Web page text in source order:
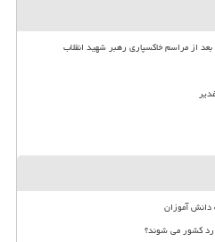
از مراسم خاکسپاری رهبر شهید انقلاب
آموزان
کشور می شوند؟